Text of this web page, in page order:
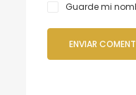
Guarde mi